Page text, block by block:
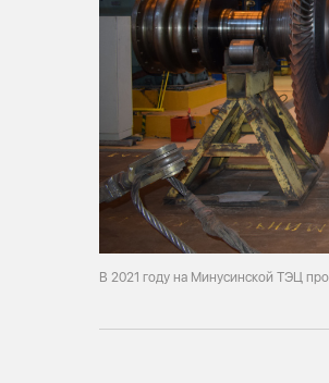
В 2021 году на Минусинской ТЭЦ